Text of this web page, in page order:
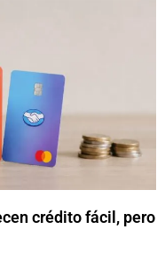
crédito fácil, pero